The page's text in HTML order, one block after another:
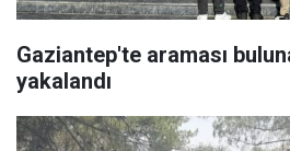
Gaziantep'te araması
yakalandı